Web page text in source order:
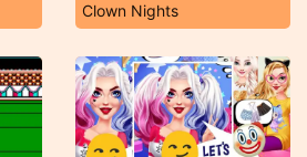
Clown Nights